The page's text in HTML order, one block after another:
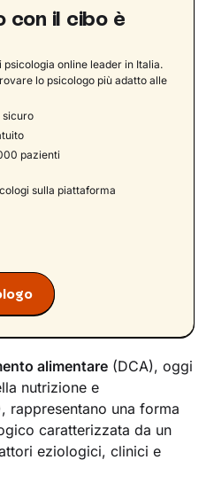
di valutazione
e complessità clinica
il benessere passa
un disturbo alimentare
dei disturbi alimentari:
per i disturbi alimentari
con il cibo
il cibo è
online leader in Italia.
lo psicologo più adatto alle
sicuro
pazienti
sulla piattaforma
alimentare (DCA), oggi
nutrizione e
rappresentano una forma
caratterizzata da un
eziologici, clinici e